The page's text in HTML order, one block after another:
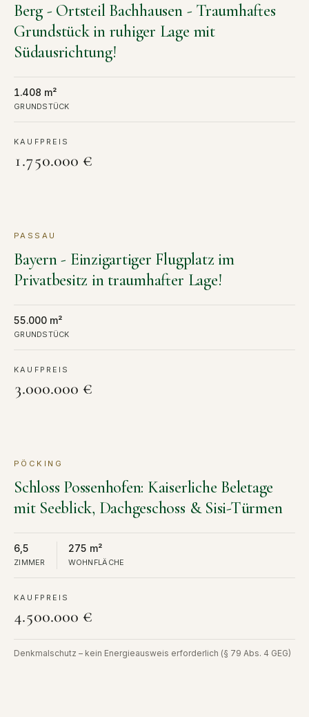
Berg - Ortsteil Bachhausen - Traumhaftes
Grundstück in ruhiger Lage mit
Südausrichtung!
1.408 m²
GRUNDSTÜCK
KAUFPREIS
1.750.000 €
KAUF
PASSAU
Bayern - Einzigartiger Flugplatz im
Privatbesitz in traumhafter Lage!
55.000 m²
GRUNDSTÜCK
KAUFPREIS
3.000.000 €
KAUF
PÖCKING
Schloss Possenhofen: Kaiserliche Beletage
mit Seeblick, Dachgeschoss & Sisi-Türmen
6,5
ZIMMER
275 m²
WOHNFLÄCHE
KAUFPREIS
4.500.000 €
Denkmalschutz – kein Energieausweis erforderlich (§ 79 Abs. 4 GEG)